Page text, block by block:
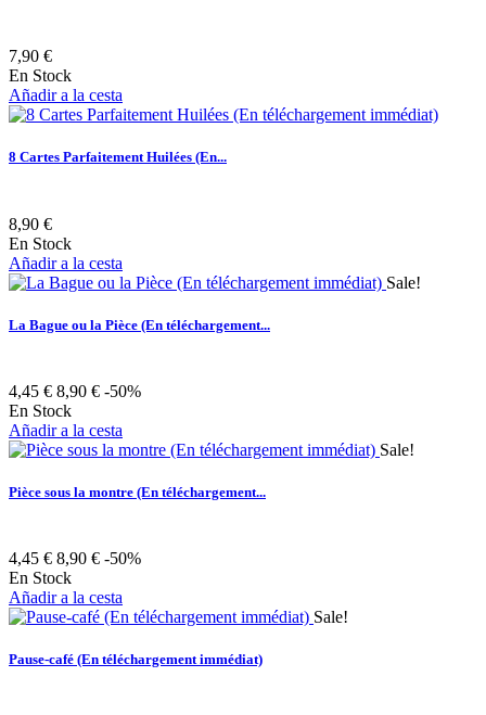
7,90 €
En Stock
Añadir a la cesta
8 Cartes Parfaitement Huilées (En...
8,90 €
En Stock
Añadir a la cesta
Sale!
La Bague ou la Pièce (En téléchargement...
4,45 € 8,90 € -50%
En Stock
Añadir a la cesta
Sale!
Pièce sous la montre (En téléchargement...
4,45 € 8,90 € -50%
En Stock
Añadir a la cesta
Sale!
Pause-café (En téléchargement immédiat)